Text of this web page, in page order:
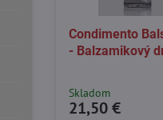
Condimento
- Balzamikový
Skladom
21,50 €